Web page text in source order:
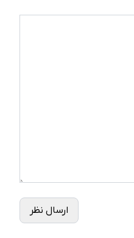
ارسال نظر